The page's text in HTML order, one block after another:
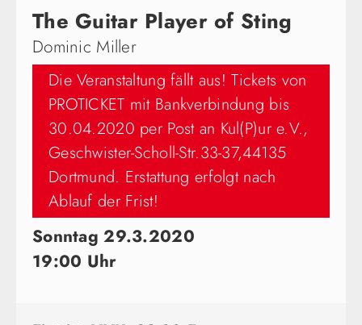
The Guitar Player of Sting
Dominic Miller
Die Veranstaltung fällt aus! Tickets von
PROTICKET mit Bankverbindung bis
30.04.2020 per Post an Kul(P)ur e.V.,
Geschwister-Scholl-Str.33-37,44135
Dortmund. Erstattung erfolgt nach
Ablauf der Frist!
Sonntag 29.3.2020
19:00 Uhr